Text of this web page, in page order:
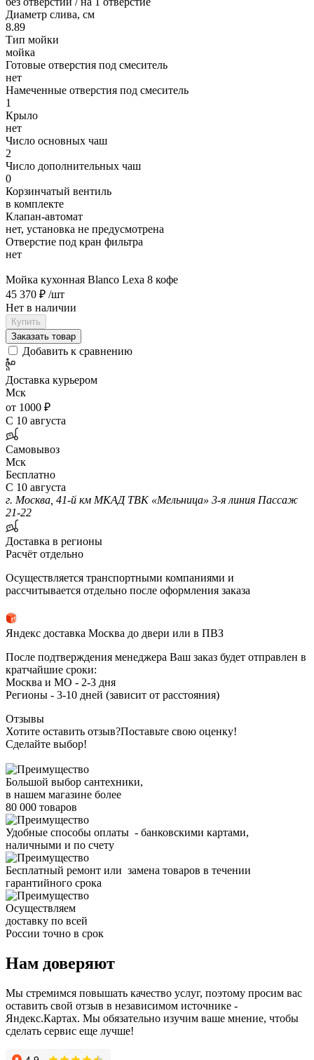
Диаметр слива, см
8.89
Тип мойки
мойка
Готовые отверстия под смеситель
нет
Намеченные отверстия под смеситель
1
Крыло
нет
Число основных чаш
2
Число дополнительных чаш
0
Корзинчатый вентиль
в комплекте
Клапан-автомат
нет, установка не предусмотрена
Отверстие под кран фильтра
нет
Мойка кухонная Blanco Lexa 8 кофе
45 370 ₽ /шт
Нет в наличии
Купить
Заказать товар
Добавить к сравнению
Доставка курьером
Мск
от 1000 ₽
С 10 августа
Самовывоз
Мск
Бесплатно
С 10 августа
г. Москва, 41-й км МКАД ТВК «Мельница» 3-я линия Пассаж
21-22
Доставка в регионы
Расчёт отдельно
Осуществляется транспортными компаниями и
рассчитывается отдельно после оформления заказа
Яндекс доставка Москва до двери или в ПВЗ
После подтверждения менеджера Ваш заказ будет отправлен в
кратчайшие сроки:
Москва и МО - 2-3 дня
Регионы - 3-10 дней (зависит от расстояния)
Отзывы
Хотите оставить отзыв?Поставьте свою оценку!
Сделайте выбор!
Большой выбор сантехники,
в нашем магазине более
80 000 товаров
Удобные способы оплаты - банковскими картами,
наличными и по счету
Бесплатный ремонт или замена товаров в течении
гарантийного срока
Осуществляем
доставку по всей
России точно в срок
Нам доверяют
Мы стремимся повышать качество услуг, поэтому просим вас
оставить свой отзыв в независимом источнике -
Яндекс.Картах. Мы обязательно изучим ваше мнение, чтобы
сделать сервис еще лучше!